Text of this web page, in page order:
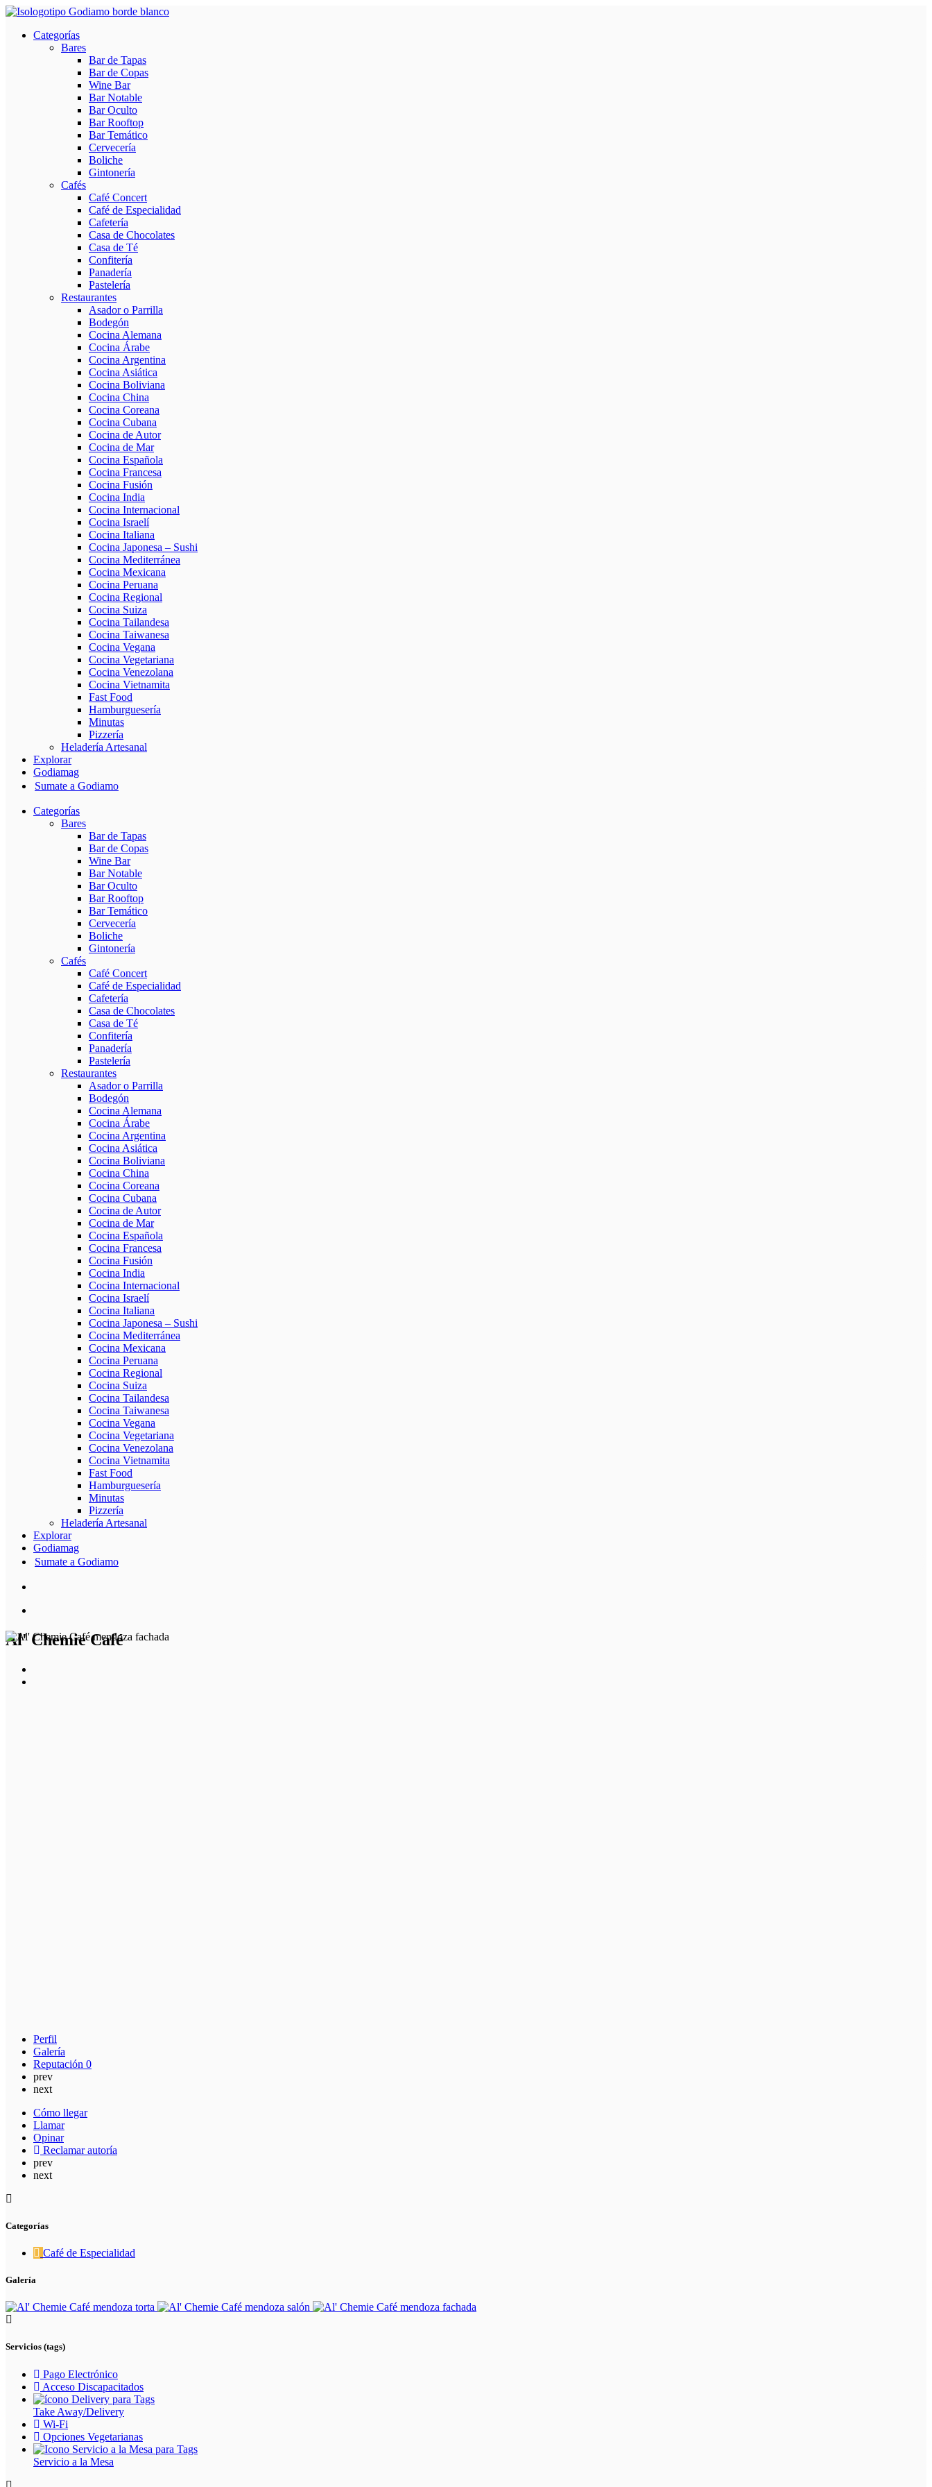
Categorías
Bares
Bar de Tapas
Bar de Copas
Wine Bar
Bar Notable
Bar Oculto
Bar Rooftop
Bar Temático
Cervecería
Boliche
Gintonería
Cafés
Café Concert
Café de Especialidad
Cafetería
Casa de Chocolates
Casa de Té
Confitería
Panadería
Pastelería
Restaurantes
Asador o Parrilla
Bodegón
Cocina Alemana
Cocina Árabe
Cocina Argentina
Cocina Asiática
Cocina Boliviana
Cocina China
Cocina Coreana
Cocina Cubana
Cocina de Autor
Cocina de Mar
Cocina Española
Cocina Francesa
Cocina Fusión
Cocina India
Cocina Internacional
Cocina Israelí
Cocina Italiana
Cocina Japonesa – Sushi
Cocina Mediterránea
Cocina Mexicana
Cocina Peruana
Cocina Regional
Cocina Suiza
Cocina Tailandesa
Cocina Taiwanesa
Cocina Vegana
Cocina Vegetariana
Cocina Venezolana
Cocina Vietnamita
Fast Food
Hamburguesería
Minutas
Pizzería
Heladería Artesanal
Explorar
Godiamag
Sumate a Godiamo
Categorías
Bares
Bar de Tapas
Bar de Copas
Wine Bar
Bar Notable
Bar Oculto
Bar Rooftop
Bar Temático
Cervecería
Boliche
Gintonería
Cafés
Café Concert
Café de Especialidad
Cafetería
Casa de Chocolates
Casa de Té
Confitería
Panadería
Pastelería
Restaurantes
Asador o Parrilla
Bodegón
Cocina Alemana
Cocina Árabe
Cocina Argentina
Cocina Asiática
Cocina Boliviana
Cocina China
Cocina Coreana
Cocina Cubana
Cocina de Autor
Cocina de Mar
Cocina Española
Cocina Francesa
Cocina Fusión
Cocina India
Cocina Internacional
Cocina Israelí
Cocina Italiana
Cocina Japonesa – Sushi
Cocina Mediterránea
Cocina Mexicana
Cocina Peruana
Cocina Regional
Cocina Suiza
Cocina Tailandesa
Cocina Taiwanesa
Cocina Vegana
Cocina Vegetariana
Cocina Venezolana
Cocina Vietnamita
Fast Food
Hamburguesería
Minutas
Pizzería
Heladería Artesanal
Explorar
Godiamag
Sumate a Godiamo
Al' Chemie Café
Perfil
Galería
Reputación 0
prev
next
Cómo llegar
Llamar
Opinar
Reclamar autoría
prev
next
Categorías
Café de Especialidad
Galería
Servicios (tags)
Pago Electrónico
Acceso Discapacitados
Take Away/Delivery
Wi-Fi
Opciones Vegetarianas
Servicio a la Mesa